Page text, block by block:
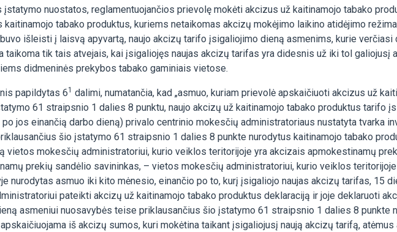
nuostatos, reglamentuojančios prievolę mokėti akcizus už kaitinamojo tabako
tabako produktus, kuriems netaikomas akcizų mokėjimo laikino atidėjimo
išleisti į laisvą apyvartą, naujo akcizų tarifo įsigaliojimo dieną asmenims, kurie verčiasi
taikoma tik tais atvejais, kai įsigaliojęs naujas akcizų tarifas yra didesnis už iki tol galiojusį
didmeninės prekybos tabako gaminiais vietose.
papildytas 61 dalimi, numatančia, kad „asmuo, kuriam prievolė apskaičiuoti akcizus už
61 straipsnio 1 dalies 8 punktu, naujo akcizų už kaitinamojo tabako produktus tarifo
jos einančią darbo dieną) privalo centrinio mokesčių administratoriaus nustatyta tvarka
šio įstatymo 61 straipsnio 1 dalies 8 punkte nurodytus kaitinamojo tabako
vietos mokesčių administratoriui, kurio veiklos teritorijoje yra akcizais apmokestinamų
prekių sandėlio savininkas, – vietos mokesčių administratoriui, kurio veiklos
nurodytas asmuo iki kito mėnesio, einančio po to, kurį įsigaliojo naujas akcizų tarifas, 15
pateikti akcizų už kaitinamojo tabako produktus deklaraciją ir joje deklaruoti
asmeniui nuosavybės teise priklausančius šio įstatymo 61 straipsnio 1 dalies 8 punkte
iš akcizų sumos, kuri mokėtina taikant įsigaliojusį naują akcizų tarifą,